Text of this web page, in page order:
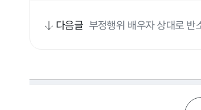
다음글 부정행위 배우자 상대로